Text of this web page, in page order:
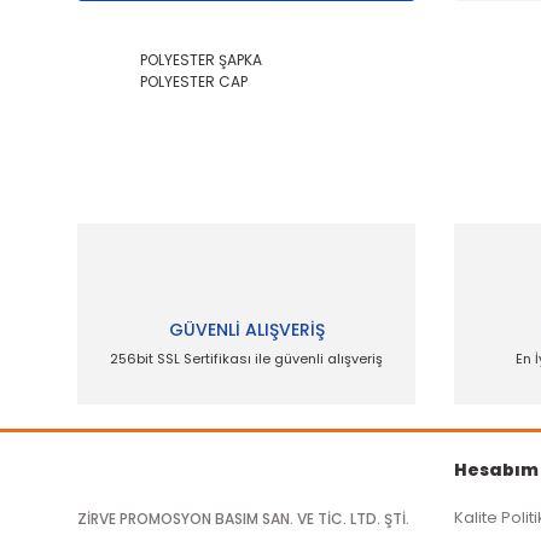
POLYESTER ŞAPKA
POLYESTER CAP
Ürün fiyatı diğer sitelerden daha pahalı.
Bu ürüne benzer farklı alternatifler olmalı.
GÜVENLİ ALIŞVERİŞ
256bit SSL Sertifikası ile güvenli alışveriş En
ZİRVE PROMOSYON BASIM SAN. VE TİC. LTD. ŞTİ.
Hesabım
Kalite